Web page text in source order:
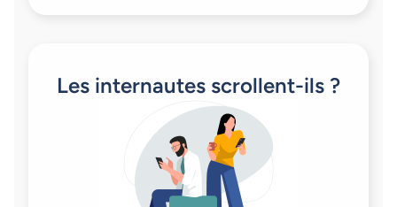
Les internautes scrollent-ils ?